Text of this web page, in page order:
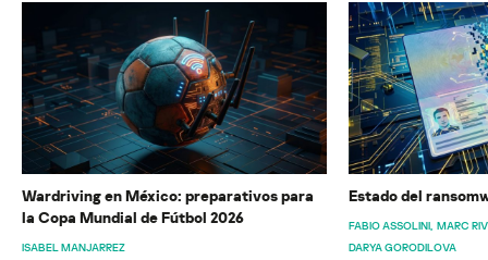
Wardriving en México: preparativos para
la Copa Mundial de Fútbol 2026
ISABEL MANJARREZ
Estado del
FABIO ASSOLINI MARC
DARYA GORODILOVA